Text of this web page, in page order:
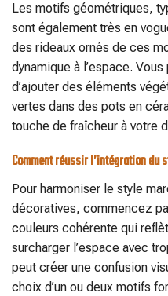
Les motifs géométriques,
sont également très en
des rideaux ornés de ces
dynamique à l’espace.
d’ajouter des éléments
vertes dans des pots en
touche de fraîcheur à votre
Comment réussir l’intégration
Pour harmoniser le style
décoratives, commencez
couleurs cohérente qui
surcharger l’espace avec
peut créer une confusion
choix d’un ou deux motifs